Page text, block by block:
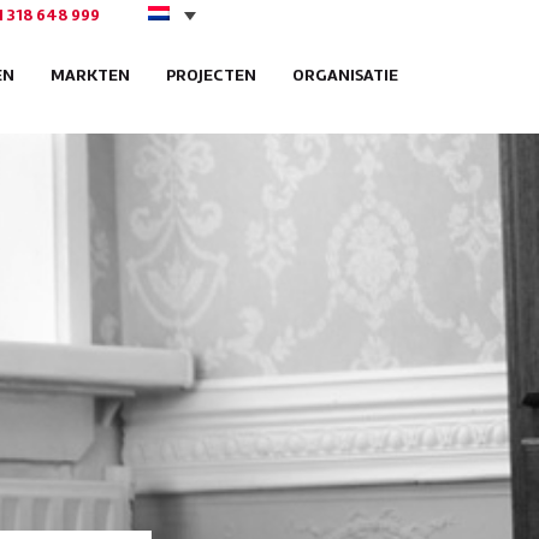
318 648 999
MARKTEN PROJECTEN ORGANISATIE